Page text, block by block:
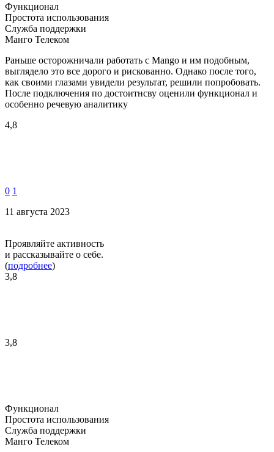
Функционал
Простота использования
Служба поддержки
Манго Телеком
Раньше осторожничали работать с Mango и им подобным,
выглядело это все дорого и рискованно. Однако после того,
как своими глазами увидели результат, решили попробовать.
После подключения по достоитнсву оценили функционал и
особенно речевую аналитику
4,8
0 1
11 августа 2023
Проявляйте активность
и рассказывайте о себе.
(подробнее)
3,8
3,8
Функционал
Простота использования
Служба поддержки
Манго Телеком